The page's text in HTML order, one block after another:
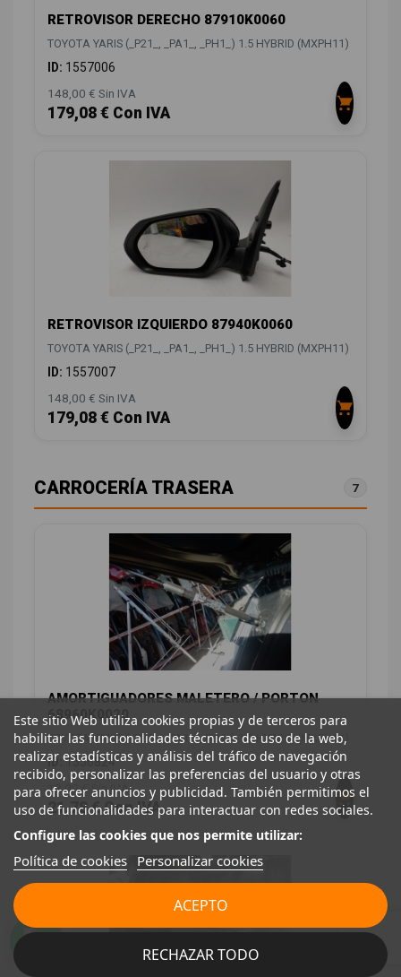
RETROVISOR DERECHO 87910K0060
TOYOTA YARIS (_P21_, _PA1_, _PH1_) 1.5 HYBRID (MXPH11)
ID: 1557006
148,00 € Sin IVA
179,08 € Con IVA
RETROVISOR IZQUIERDO 87940K0060
TOYOTA YARIS (_P21_, _PA1_, _PH1_) 1.5 HYBRID (MXPH11)
ID: 1557007
148,00 € Sin IVA
179,08 € Con IVA
CARROCERÍA TRASERA 7
AMORTIGUADORES MALETERO / PORTON
68960K0020
TOYOTA YARIS (_P21_, _PA1_, _PH1_) 1.5 HYBRID (MXPH11)
ID: 1556824
18,00 € Sin IVA
21,78 € Con IVA
Este sitio Web utiliza cookies propias y de terceros para
habilitar las funcionalidades técnicas de uso de la web,
realizar estadísticas y análisis del tráfico de navegación
recibido, personalizar las preferencias del usuario y otras
para ofrecer anuncios y publicidad. También permitimos el
uso de funcionalidades para interactuar con redes sociales.
Configure las cookies que nos permite utilizar:
Política de cookies Personalizar cookies
RECHAZAR TODO
ACEPTO